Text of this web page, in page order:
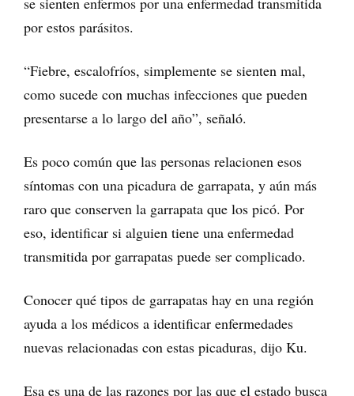
por estos parásitos.
“Fiebre, escalofríos, simplemente se sienten mal,
como sucede con muchas infecciones que pueden
presentarse a lo largo del año”, señaló.
Es poco común que las personas relacionen esos
síntomas con una picadura de garrapata, y aún más
raro que conserven la garrapata que los picó. Por
eso, identificar si alguien tiene una enfermedad
transmitida por garrapatas puede ser complicado.
Conocer qué tipos de garrapatas hay en una región
ayuda a los médicos a identificar enfermedades
nuevas relacionadas con estas picaduras, dijo Ku.
Esa es una de las razones por las que el estado busca